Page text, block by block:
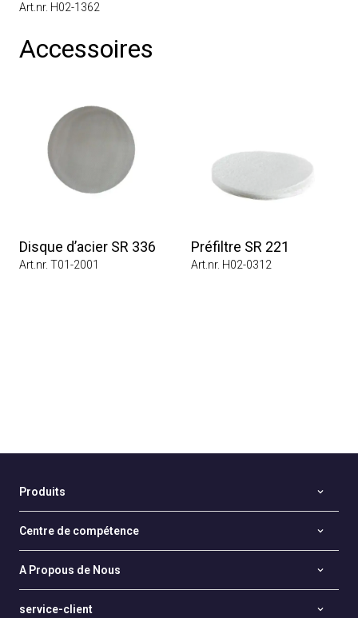
Art.nr. H02-1362
Accessoires
Disque d’acier SR 336
Art.nr. T01-2001
Préfiltre SR 221
Art.nr. H02-0312
Produits
Centre de compétence
A Propous de Nous
service-client